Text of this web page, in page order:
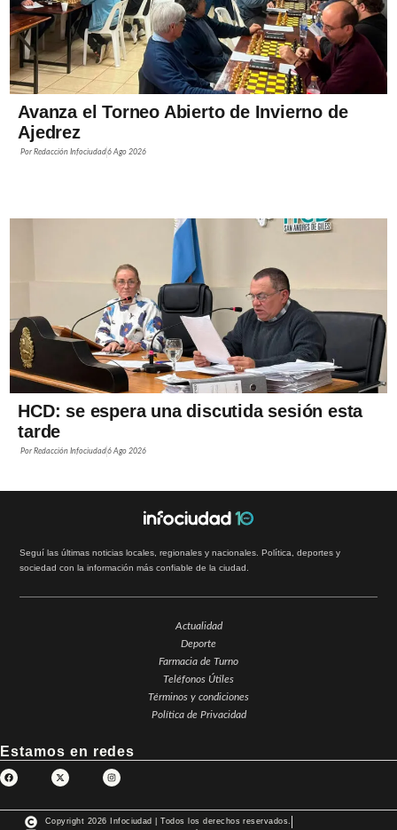
Avanza el Torneo Abierto de Invierno de
Ajedrez
PorRedacción Infociudad6 Ago 2026
HCD: se espera una discutida sesión esta
tarde
PorRedacción Infociudad6 Ago 2026
Seguí las últimas noticias locales, regionales y nacionales. Política, deportes y
sociedad con la información más confiable de la ciudad.
Actualidad
Deporte
Farmacia de Turno
Teléfonos Útiles
Términos y condiciones
Política de Privacidad
Estamos en redes
Copyright 2026 Infociudad | Todos los derechos reservados.